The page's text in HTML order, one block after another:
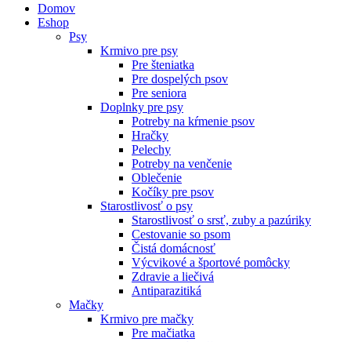
Domov
Eshop
Psy
Krmivo pre psy
Pre šteniatka
Pre dospelých psov
Pre seniora
Doplnky pre psy
Potreby na kŕmenie psov
Hračky
Pelechy
Potreby na venčenie
Oblečenie
Kočíky pre psov
Starostlivosť o psy
Starostlivosť o srsť, zuby a pazúriky
Cestovanie so psom
Čistá domácnosť
Výcvikové a športové pomôcky
Zdravie a liečivá
Antiparazitiká
Mačky
Krmivo pre mačky
Pre mačiatka